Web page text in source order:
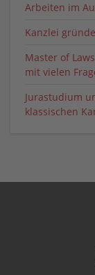
Arbeiten im
Kanzlei
Master of
mit vielen
Jurastudium
klassischen